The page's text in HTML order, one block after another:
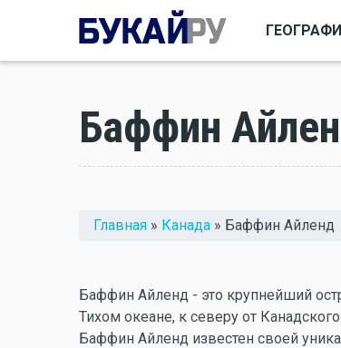
Баффин
Вы здесь
Главная » Канада » Баффин Айленд
Баффин Айленд - это крупнейший
Тихом океане, к северу от
Баффин Айленд известен своей